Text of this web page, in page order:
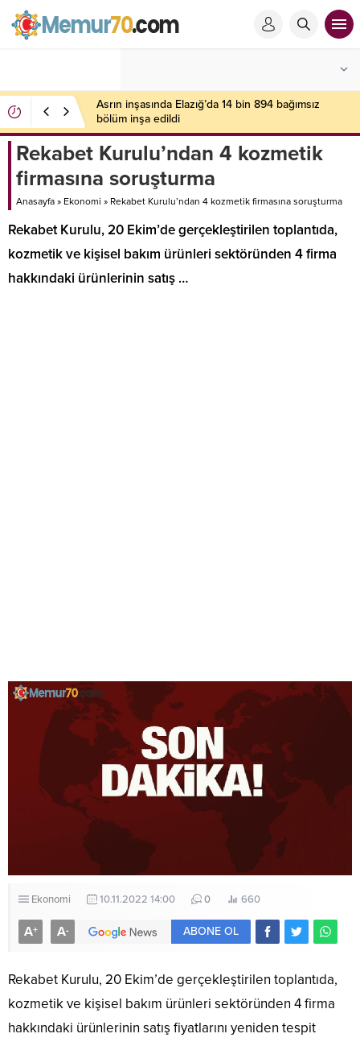
Asrın inşasında Elazığ’da 14 bin 894 bağımsız
bölüm inşa edildi
Rekabet Kurulu’ndan 4 kozmetik
firmasına soruşturma
Anasayfa » Ekonomi » Rekabet Kurulu’ndan 4 kozmetik firmasına soruşturma
Rekabet Kurulu, 20 Ekim’de gerçekleştirilen toplantıda,
kozmetik ve kişisel bakım ürünleri sektöründen 4 firma
hakkındaki ürünlerinin satış …
Ekonomi 10.11.2022 14:00 0 660
A+ A- ABONE OL
Rekabet Kurulu, 20 Ekim’de gerçekleştirilen toplantıda,
kozmetik ve kişisel bakım ürünleri sektöründen 4 firma
hakkındaki ürünlerinin satış fiyatlarını yeniden tespit